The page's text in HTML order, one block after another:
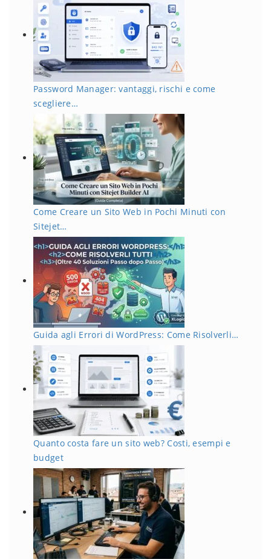
Password Manager: vantaggi, rischi e come
scegliere…
Come Creare un Sito Web in Pochi Minuti con
Sitejet…
Guida agli Errori di WordPress: Come Risolverli…
Quanto costa fare un sito web? Costi, esempi e
budget